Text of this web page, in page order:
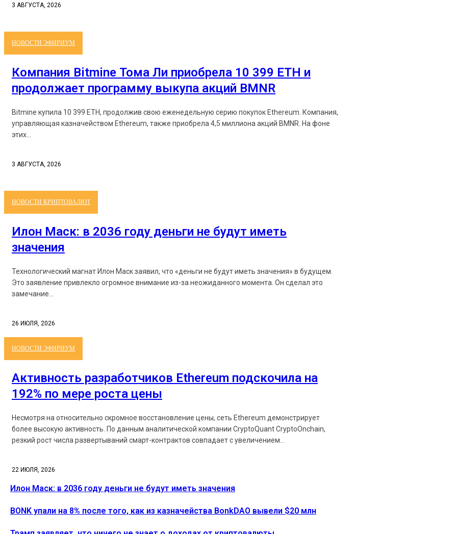
3 АВГУСТА, 2026
НОВОСТИ ЭФИРИУМ
Компания Bitmine Тома Ли приобрела 10 399 ETH и
продолжает программу выкупа акций BMNR
Bitmine купила 10 399 ETH, продолжив свою еженедельную серию покупок Ethereum. Компания,
управляющая казначейством Ethereum, также приобрела 4,5 миллиона акций BMNR. На фоне
этих...
3 АВГУСТА, 2026
НОВОСТИ КРИПТОВАЛЮТ
Илон Маск: в 2036 году деньги не будут иметь
значения
Технологический магнат Илон Маск заявил, что «деньги не будут иметь значения» в будущем.
Это заявление привлекло огромное внимание из-за неожиданного момента. Он сделал это
замечание...
26 ИЮЛЯ, 2026
НОВОСТИ ЭФИРИУМ
Активность разработчиков Ethereum подскочила на
192% по мере роста цены
Несмотря на относительно скромное восстановление цены, сеть Ethereum демонстрирует
более высокую активность. По данным аналитической компании CryptoQuant CryptoOnchain,
резкий рост числа развертываний смарт-контрактов совпадает с увеличением...
22 ИЮЛЯ, 2026
Илон Маск: в 2036 году деньги не будут иметь значения
BONK упали на 8% после того, как из казначейства BonkDAO вывели $20 млн